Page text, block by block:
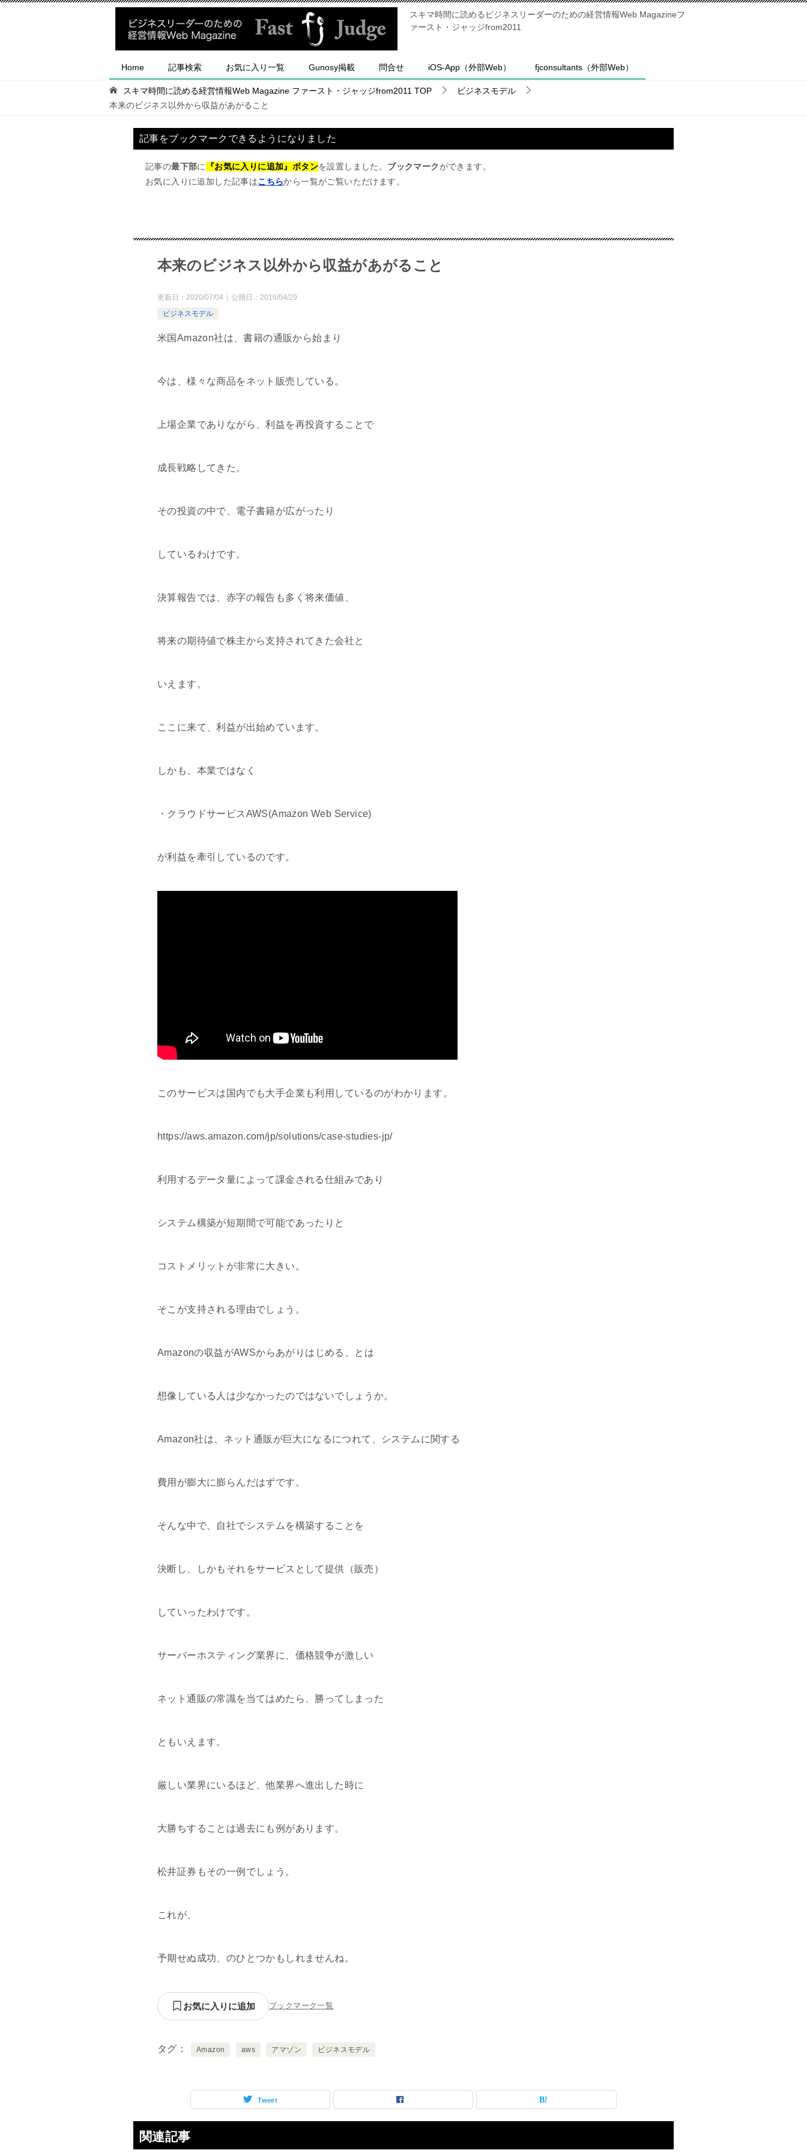
スキマ時間に読めるビジネスリーダーのための経営情報Web Magazineフ
ァースト・ジャッジfrom2011
Home 記事検索 お気に入り一覧 Gunosy掲載 問合せ iOS-App（外部Web） fjconsultants（外部Web）
スキマ時間に読める経営情報Web Magazine ファースト・ジャッジfrom2011 TOP
ビジネスモデル
本来のビジネス以外から収益があがること
記事をブックマークできるようになりました
記事の最下部に 『お気に入りに追加』ボタンを設置しました。 ブックマーク ができます。
お気に入りに追加した記事はこちらから一覧がご覧いただけます。
本来のビジネス以外から収益があがること
更新日： 2020/07/04 公開日： 2016/04/29
ビジネスモデル
米国Amazon社は、書籍の通販から始まり
今は、様々な商品をネット販売している。
上場企業でありながら、利益を再投資することで
成長戦略してきた。
その投資の中で、電子書籍が広がったり
しているわけです。
決算報告では、赤字の報告も多く将来価値、
将来の期待値で株主から支持されてきた会社と
いえます。
ここに来て、利益が出始めています。
しかも、本業ではなく
・クラウドサービスAWS(Amazon Web Service)
が利益を牽引しているのです。
このサービスは国内でも大手企業も利用しているのがわかります。
https://aws.amazon.com/jp/solutions/case-studies-jp/
利用するデータ量によって課金される仕組みであり
システム構築が短期間で可能であったりと
コストメリットが非常に大きい。
そこが支持される理由でしょう。
Amazonの収益がAWSからあがりはじめる、とは
想像している人は少なかったのではないでしょうか。
Amazon社は、ネット通販が巨大になるにつれて、システムに関する
費用が膨大に膨らんだはずです。
そんな中で、自社でシステムを構築することを
決断し、しかもそれをサービスとして提供（販売）
していったわけです。
サーバーホスティング業界に、価格競争が激しい
ネット通販の常識を当てはめたら、勝ってしまった
ともいえます。
厳しい業界にいるほど、他業界へ進出した時に
大勝ちすることは過去にも例があります。
松井証券もその一例でしょう。
これが、
予期せぬ成功、のひとつかもしれませんね。
お気に入りに追加 ブックマーク一覧
タグ Amazon aws アマゾン ビジネスモデル
Tweet
関連記事